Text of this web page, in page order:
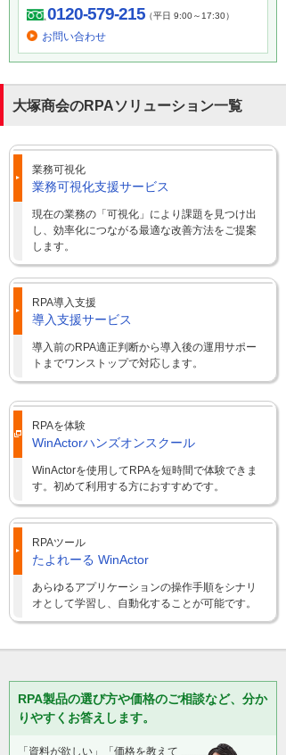
0120-579-215（平日 9:00～17:30）
お問い合わせ
大塚商会のRPAソリューション一覧
業務可視化
業務可視化支援サービス
現在の業務の「可視化」により課題を見つけ出
し、効率化につながる最適な改善方法をご提案
します。
RPA導入支援
導入支援サービス
導入前のRPA適正判断から導入後の運用サポー
トまでワンストップで対応します。
RPAを体験
WinActorハンズオンスクール
WinActorを使用してRPAを短時間で体験できま
す。初めて利用する方におすすめです。
RPAツール
たよれーる WinActor
あらゆるアプリケーションの操作手順をシナリ
オとして学習し、自動化することが可能です。
RPA製品の選び方や価格のご相談など、分か
りやすくお答えします。
「資料が欲しい」「価格を教えて